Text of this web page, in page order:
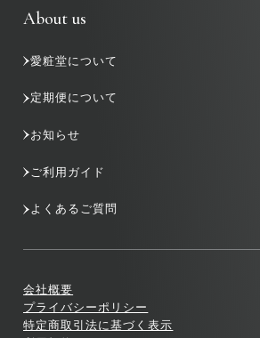
About us
愛粧堂について
定期便について
お知らせ
ご利用ガイド
よくあるご質問
会社概要
プライバシーポリシー
特定商取引法に基づく表示